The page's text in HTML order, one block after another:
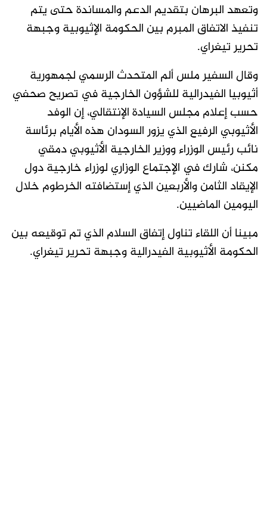
وتعهد البرهان بتقديم الدعم والمساندة حتى يتم
تنفيذ الاتفاق المبرم بين الحكومة الإثيوبية وجبهة
تحرير تيغراي.
وقال السفير ملس ألم المتحدث الرسمي لجمهورية
أثيوبيا الفيدرالية للشؤون الخارجية في تصريح صحفي
حسب إعلام مجلس السيادة الإنتقالي، إن الوفد
الأثيوبي الرفيع الذي يزور السودان هذه الأيام برئاسة
نائب رئيس الوزراء ووزير الخارجية الأثيوبي دمقي
مكنن، شارك في الإجتماع الوزاري لوزراء خارجية دول
الإيقاد الثامن والأربعين الذي إستضافته الخرطوم خلال
اليومين الماضيين.
مبينا أن اللقاء تناول إتفاق السلام الذي تم توقيعه بين
الحكومة الأثيوبية الفيدرالية وجبهة تحرير تيغراي.